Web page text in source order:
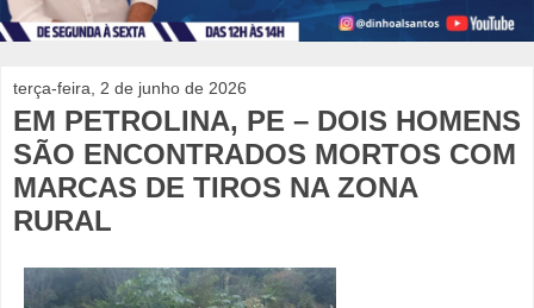
terça-feira, 2 de junho de 2026
EM PETROLINA, PE – DOIS HOMENS
SÃO ENCONTRADOS MORTOS COM
MARCAS DE TIROS NA ZONA
RURAL